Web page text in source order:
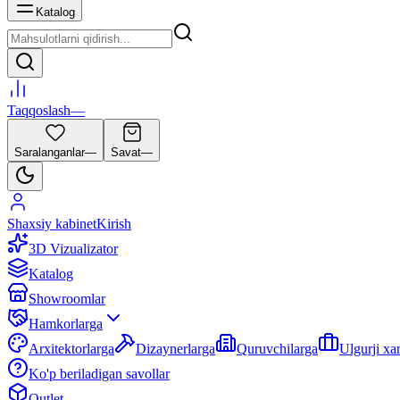
Katalog
Taqqoslash—
Saralanganlar— Savat—
Shaxsiy kabinetKirish
3D Vizualizator
Katalog
Showroomlar
Hamkorlarga
Arxitektorlarga
Dizaynerlarga Quruvchilarga
Ulgurji
Ko'p beriladigan savollar